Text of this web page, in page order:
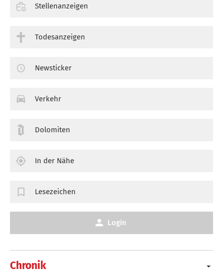
Chronik
Stellenanzeigen
Todesanzeigen
Newsticker
Verkehr
Dolomiten
In der Nähe
Lesezeichen
Login